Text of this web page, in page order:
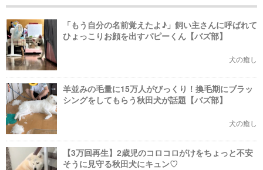
「もう自分の名前覚えたよ♪」飼い主さんに呼ばれて
ひょっこりお顔を出すパピーくん【バズ部】
犬の癒し
羊並みの毛量に15万人がびっくり！換毛期にブラッ
シングをしてもらう秋田犬が話題【バズ部】
犬の癒し
【3万回再生】2歳児のコロコロがけをちょっと不安
そうに見守る秋田犬にキュン♡